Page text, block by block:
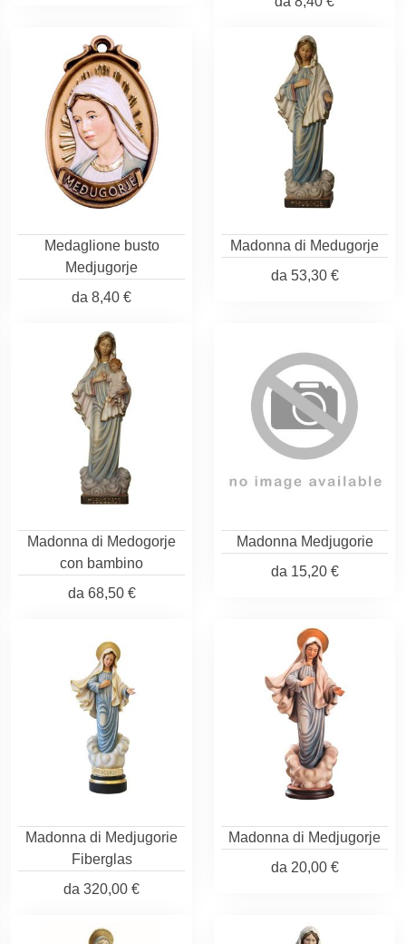
Medaglione busto
Medjugorje
da 8,40 €
Madonna di Medugorje
da 53,30 €
Madonna di Medogorje
con bambino
da 68,50 €
Madonna Medjugorie
da 15,20 €
Madonna di Medjugorie
Fiberglas
da 320,00 €
Madonna di Medjugorje
da 20,00 €